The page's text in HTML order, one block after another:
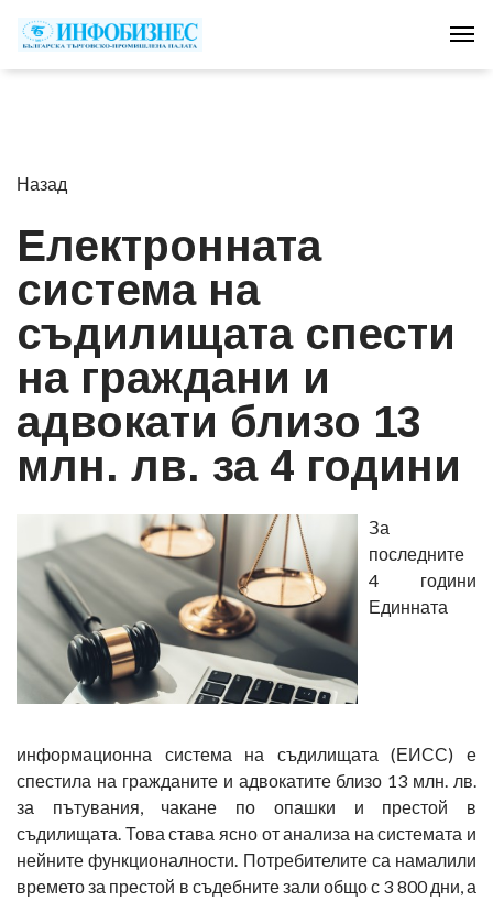
Назад
Електронната
система на
съдилищата спести
на граждани и
адвокати близо 13
млн. лв. за 4 години
За
последните
4 години
Единната
информационна система на съдилищата (ЕИСС) е
спестила на гражданите и адвокатите близо 13 млн. лв.
за пътувания, чакане по опашки и престой в
съдилищата. Това става ясно от анализа на системата и
нейните функционалности. Потребителите са намалили
времето за престой в съдебните зали общо с 3 800 дни, а